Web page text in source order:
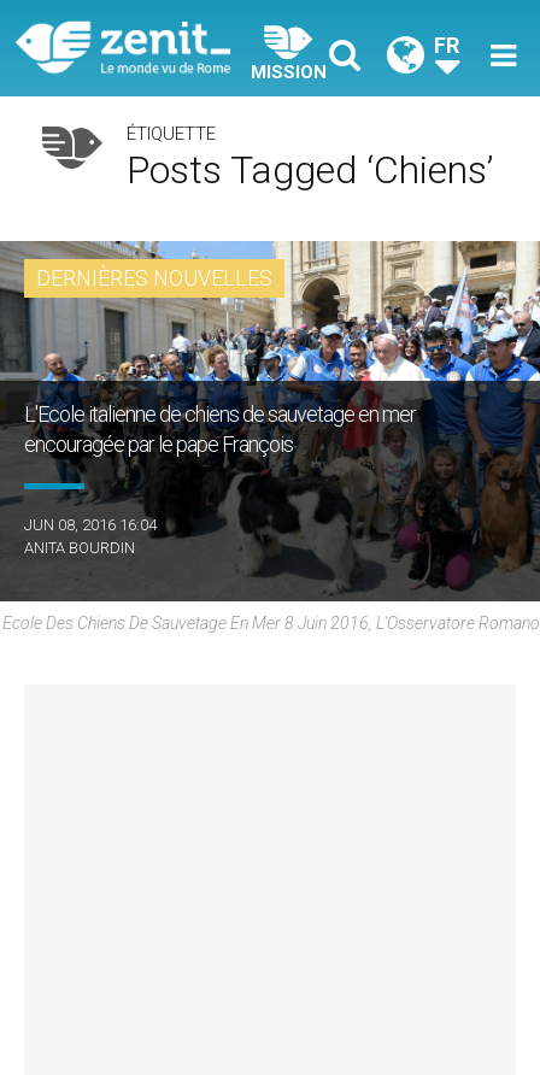
MISSION
FR
ÉTIQUETTE
Posts Tagged ‘chiens’
DERNIÈRES NOUVELLES
L'Ecole italienne de chiens de sauvetage en mer
encouragée par le pape François
JUN 08, 2016 16:04
ANITA BOURDIN
Ecole Des Chiens De Sauvetage En Mer 8 Juin 2016, L'Osservatore Romano